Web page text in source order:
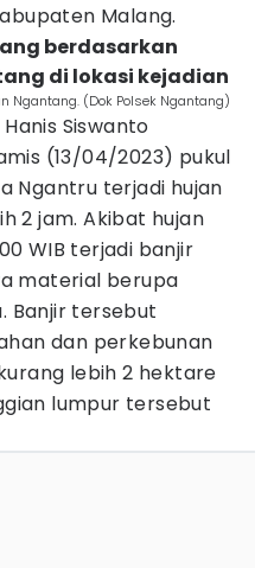
Malang.
berdasarkan
di lokasi kejadian
Ngantang. (Dok Polsek Ngantang)
Siswanto
(13/04/2023) pukul
Ngantru terjadi hujan
2 jam. Akibat hujan
WIB terjadi banjir
material berupa
Banjir tersebut
dan perkebunan
lebih 2 hektare
lumpur tersebut